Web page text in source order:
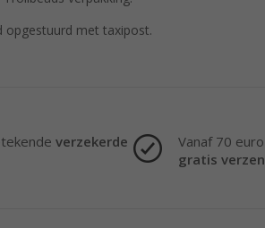
opgestuurd met taxipost.
verzekerde
Vanaf 70 euro
gratis